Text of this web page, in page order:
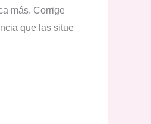
más. Corrige
que las situe